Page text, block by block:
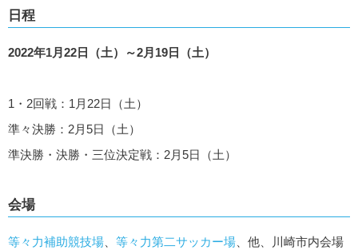
日程
2022年1月22日（土）～2月19日（土）
1・2回戦：1月22日（土）
準々決勝：2月5日（土）
準決勝・決勝・三位決定戦：2月5日（土）
会場
等々力補助競技場 等々力第二サッカー場 、他、川崎市内会場